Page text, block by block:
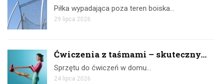
Piłka wypadająca poza teren boiska…
29 lipca 2026
Ćwiczenia z taśmami – skuteczny...
Sprzętu do ćwiczeń w domu…
24 lipca 2026